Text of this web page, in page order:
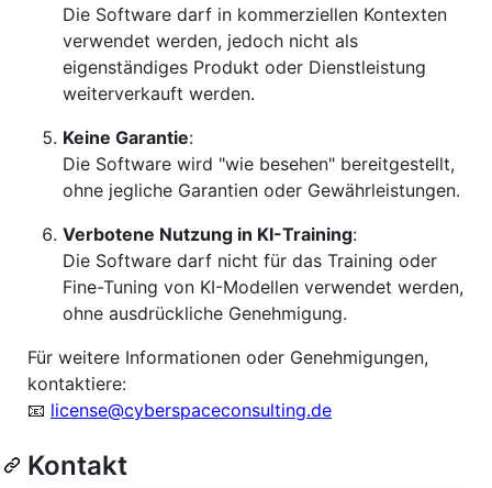
Die Software darf in kommerziellen Kontexten
verwendet werden, jedoch nicht als
eigenständiges Produkt oder Dienstleistung
weiterverkauft werden.
Keine Garantie:
Die Software wird "wie besehen" bereitgestellt,
ohne jegliche Garantien oder Gewährleistungen.
Verbotene Nutzung in KI-Training:
Die Software darf nicht für das Training oder
Fine-Tuning von KI-Modellen verwendet werden,
ohne ausdrückliche Genehmigung.
Für weitere Informationen oder Genehmigungen,
kontaktiere:
📧 license@cyberspaceconsulting.de
Kontakt